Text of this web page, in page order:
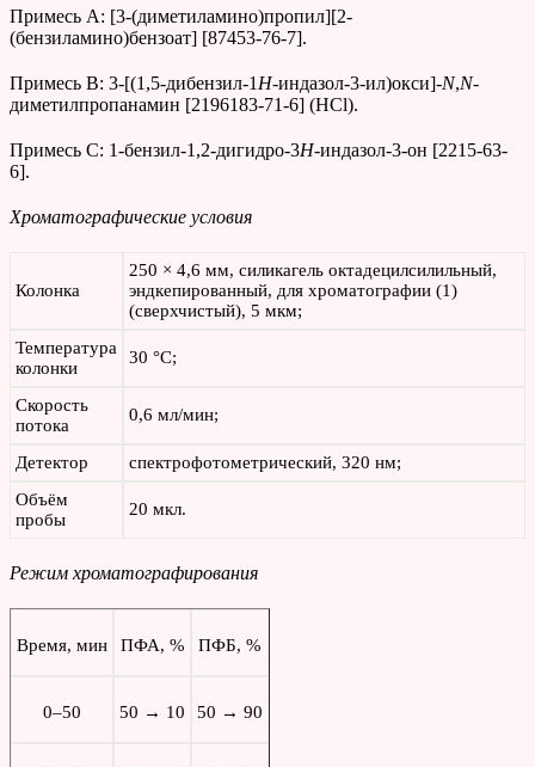
Примесь А: [3-(диметиламино)пропил][2-
(бензиламино)бензоат] [87453-76-7].
Примесь В: 3-[(1,5-дибензил-1 H-индазол-3-ил)окси]-N,N-
диметилпропанамин [2196183-71-6] (HCl).
Примесь С: 1-бензил-1,2-дигидро-3H-индазол-3-он [2215-63-
6].
Хроматографические условия
Колонка
250 × 4,6 мм, силикагель октадецилсилильный,
эндкепированный, для хроматографии (1)
(сверхчистый), 5 мкм;
Температура
колонки
30 °С;
Скорость
потока
0,6 мл/мин;
Детектор
спектрофотометрический, 320 нм;
Объём
пробы
20 мкл.
Режим хроматографирования
Время, мин ПФА, % ПФБ, %
0–50 50 → 10 50 → 90